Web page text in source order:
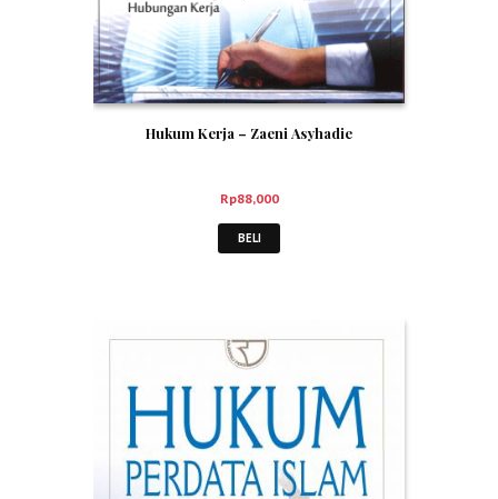
Hukum Kerja – Zaeni Asyhadie
Rp88,000
BELI